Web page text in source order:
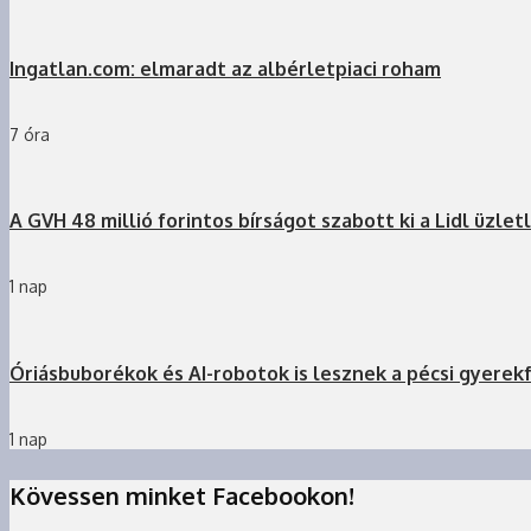
Ingatlan.com: elmaradt az albérletpiaci roham
7 óra
A GVH 48 millió forintos bírságot szabott ki a Lidl
1 nap
Óriásbuborékok és AI-robotok is lesznek a pécsi
1 nap
Kövessen minket Facebookon!